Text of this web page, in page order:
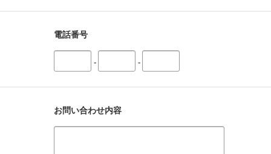
電話番号
- -
お問い合わせ内容